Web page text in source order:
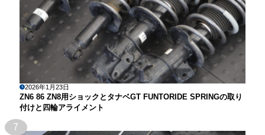
2026年1月23日
ZN6 86 ZN8用ショックとタナベGT FUNTORIDE SPRINGの取り
付けと四輪アライメント
7